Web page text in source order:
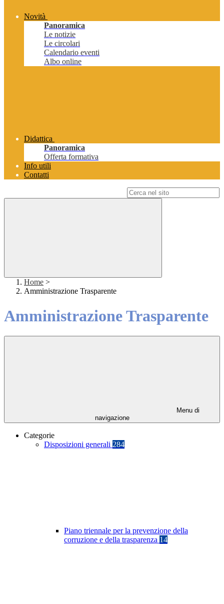
Novità
Panoramica
Le notizie
Le circolari
Calendario eventi
Albo online
Didattica
Panoramica
Offerta formativa
Info utili
Contatti
Home >
Amministrazione Trasparente
Amministrazione Trasparente
Menu di
navigazione
Categorie
Disposizioni generali 284
Piano triennale per la prevenzione della
corruzione e della trasparenza 14